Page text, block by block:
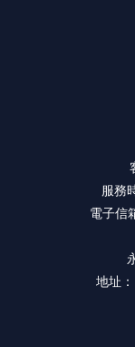
服務
電子
地址